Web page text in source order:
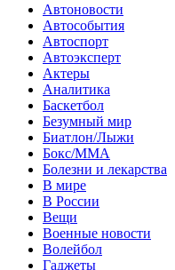
Автоновости
Автособытия
Автоспорт
Автоэксперт
Актеры
Аналитика
Баскетбол
Безумный мир
Биатлон/Лыжи
Бокс/MMA
Болезни и лекарства
В мире
В России
Вещи
Военные новости
Волейбол
Гаджеты